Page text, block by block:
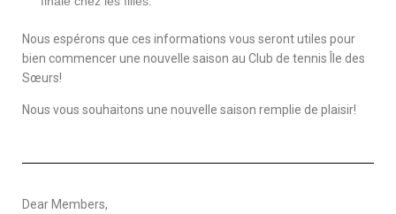
Nous espérons que ces informations vous seront utiles pour
bien commencer une nouvelle saison au Club de tennis Île des
Sœurs!
Nous vous souhaitons une nouvelle saison remplie de plaisir!
Dear Members,